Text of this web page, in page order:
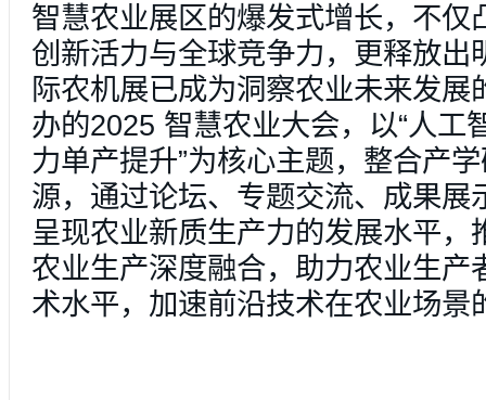
智慧农业展区的爆发式增长，不仅
创新活力与全球竞争力，更释放出
际农机展已成为洞察农业未来发展
办的2025 智慧农业大会，以“人工
力单产提升”为核心主题，整合产
源，通过论坛、专题交流、成果展
呈现农业新质生产力的发展水平，
农业生产深度融合，助力农业生产
术水平，加速前沿技术在农业场景